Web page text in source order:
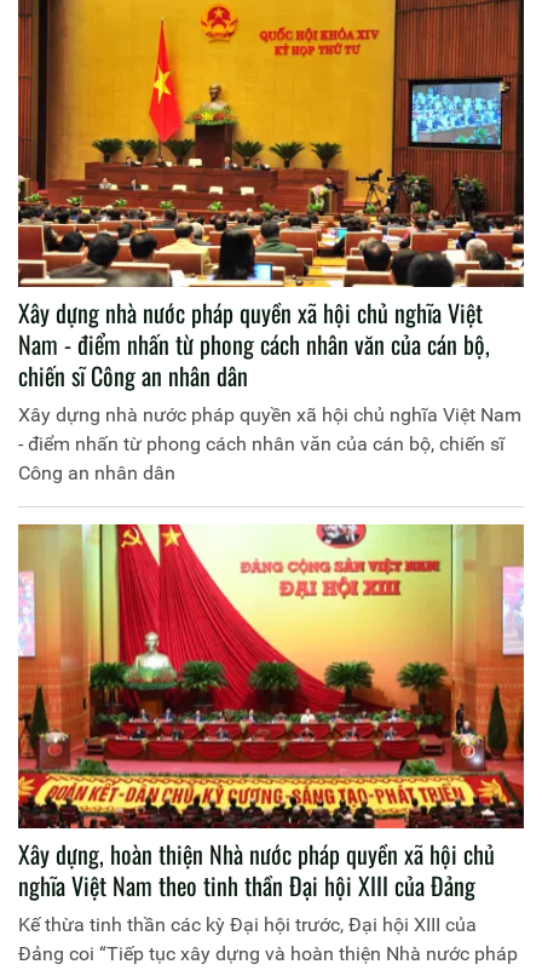
Xây dựng nhà nước pháp quyền xã hội chủ nghĩa Việt
Nam - điểm nhấn từ phong cách nhân văn của cán bộ,
chiến sĩ Công an nhân dân
Xây dựng nhà nước pháp quyền xã hội chủ nghĩa Việt Nam
- điểm nhấn từ phong cách nhân văn của cán bộ, chiến sĩ
Công an nhân dân
Xây dựng, hoàn thiện Nhà nước pháp quyền xã hội chủ
nghĩa Việt Nam theo tinh thần Đại hội XIII của Đảng
Kế thừa tinh thần các kỳ Đại hội trước, Đại hội XIII của
Đảng coi “Tiếp tục xây dựng và hoàn thiện Nhà nước pháp